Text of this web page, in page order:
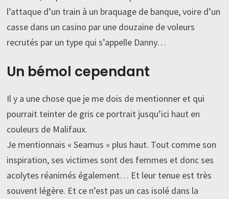
l’attaque d’un train à un braquage de banque, voire d’un
casse dans un casino par une douzaine de voleurs
recrutés par un type qui s’appelle Danny…
Un bémol cependant
Il y a une chose que je me dois de mentionner et qui
pourrait teinter de gris ce portrait jusqu’ici haut en
couleurs de Malifaux.
Je mentionnais « Seamus » plus haut. Tout comme son
inspiration, ses victimes sont des femmes et donc ses
acolytes réanimés également… Et leur tenue est très
souvent légère. Et ce n’est pas un cas isolé dans la